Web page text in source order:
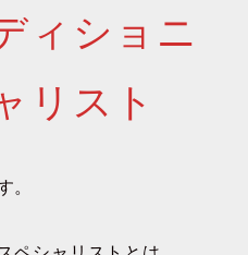
ィショニ
リスト
。